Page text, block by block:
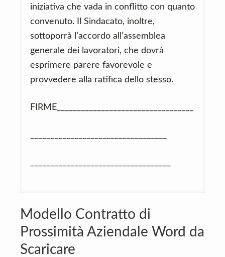
iniziativa che vada in conflitto con quanto
convenuto. Il Sindacato, inoltre,
sottoporrà l’accordo all’assemblea
generale dei lavoratori, che dovrà
esprimere parere favorevole e
provvedere alla ratifica dello stesso.
FIRME__________________________________
Modello Contratto di
Prossimità Aziendale Word da
Scaricare